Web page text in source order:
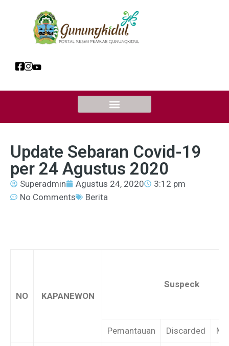
Update Sebaran Covid-19
per 24 Agustus 2020
Superadmin Agustus 24, 2020
3:12 pm
No Comments
Berita
NO KAPANEWON
Suspeck
Pemantauan Discarded